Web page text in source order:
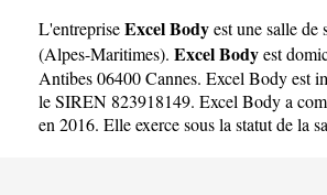
L'entrepriseExcel Bodyest unesalle de
(Alpes-Maritimes). Excel Bodyest
Antibes 06400 Cannes. Excel Body est
le SIREN 823918149. Excel Body a
en 2016. Elle exerce sous la statut de la